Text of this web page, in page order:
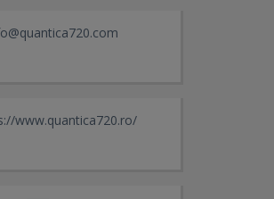
www.quantica720.ro/